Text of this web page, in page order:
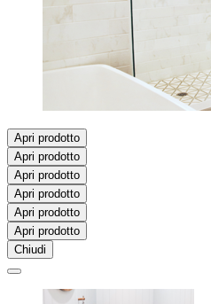
Apri prodotto
Apri prodotto
Apri prodotto
Apri prodotto
Apri prodotto
Apri prodotto
Chiudi